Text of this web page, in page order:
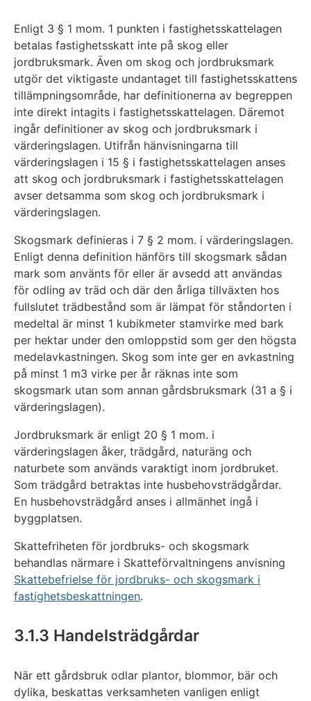
Enligt 3 § 1 mom. 1 punkten i fastighetsskattelagen
betalas fastighetsskatt inte på skog eller
jordbruksmark. Även om skog och jordbruksmark
utgör det viktigaste undantaget till fastighetsskattens
tillämpningsområde, har definitionerna av begreppen
inte direkt intagits i fastighetsskattelagen. Däremot
ingår definitioner av skog och jordbruksmark i
värderingslagen. Utifrån hänvisningarna till
värderingslagen i 15 § i fastighetsskattelagen anses
att skog och jordbruksmark i fastighetsskattelagen
avser detsamma som skog och jordbruksmark i
värderingslagen.
Skogsmark definieras i 7 § 2 mom. i värderingslagen.
Enligt denna definition hänförs till skogsmark sådan
mark som använts för eller är avsedd att användas
för odling av träd och där den årliga tillväxten hos
fullslutet trädbestånd som är lämpat för ståndorten i
medeltal är minst 1 kubikmeter stamvirke med bark
per hektar under den omloppstid som ger den högsta
medelavkastningen. Skog som inte ger en avkastning
på minst 1 m3 virke per år räknas inte som
skogsmark utan som annan gårdsbruksmark (31 a § i
värderingslagen).
Jordbruksmark är enligt 20 § 1 mom. i
värderingslagen åker, trädgård, naturäng och
naturbete som används varaktigt inom jordbruket.
Som trädgård betraktas inte husbehovsträdgårdar.
En husbehovsträdgård anses i allmänhet ingå i
byggplatsen.
Skattefriheten för jordbruks- och skogsmark
behandlas närmare i Skatteförvaltningens anvisning
Skattebefrielse för jordbruks- och skogsmark i
fastighetsbeskattningen.
3.1.3 Handelsträdgårdar
När ett gårdsbruk odlar plantor, blommor, bär och
dylika, beskattas verksamheten vanligen enligt